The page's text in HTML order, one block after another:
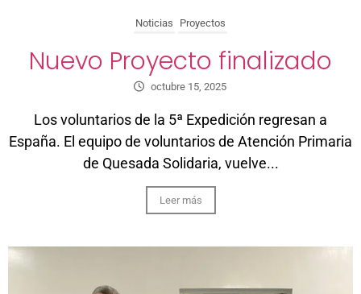
Noticias Proyectos
Nuevo Proyecto finalizado
octubre 15, 2025
Los voluntarios de la 5ª Expedición regresan a
España. El equipo de voluntarios de Atención Primaria
de Quesada Solidaria, vuelve...
Leer más